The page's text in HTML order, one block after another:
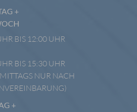
+
BIS 12:00 UHR
BIS 15:30 UHR
NUR NACH
+